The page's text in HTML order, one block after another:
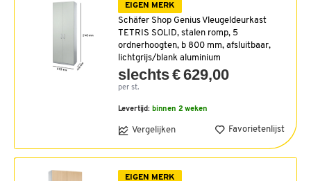
EIGEN MERK
Schäfer Shop Genius Vleugeldeurkast
TETRIS SOLID, stalen romp, 5
ordnerhoogten, b 800 mm, afsluitbaar,
lichtgrijs/blank aluminium
slechts € 629,00
per st.
Levertijd: binnen 2 weken
Vergelijken Favorietenlijst
EIGEN MERK